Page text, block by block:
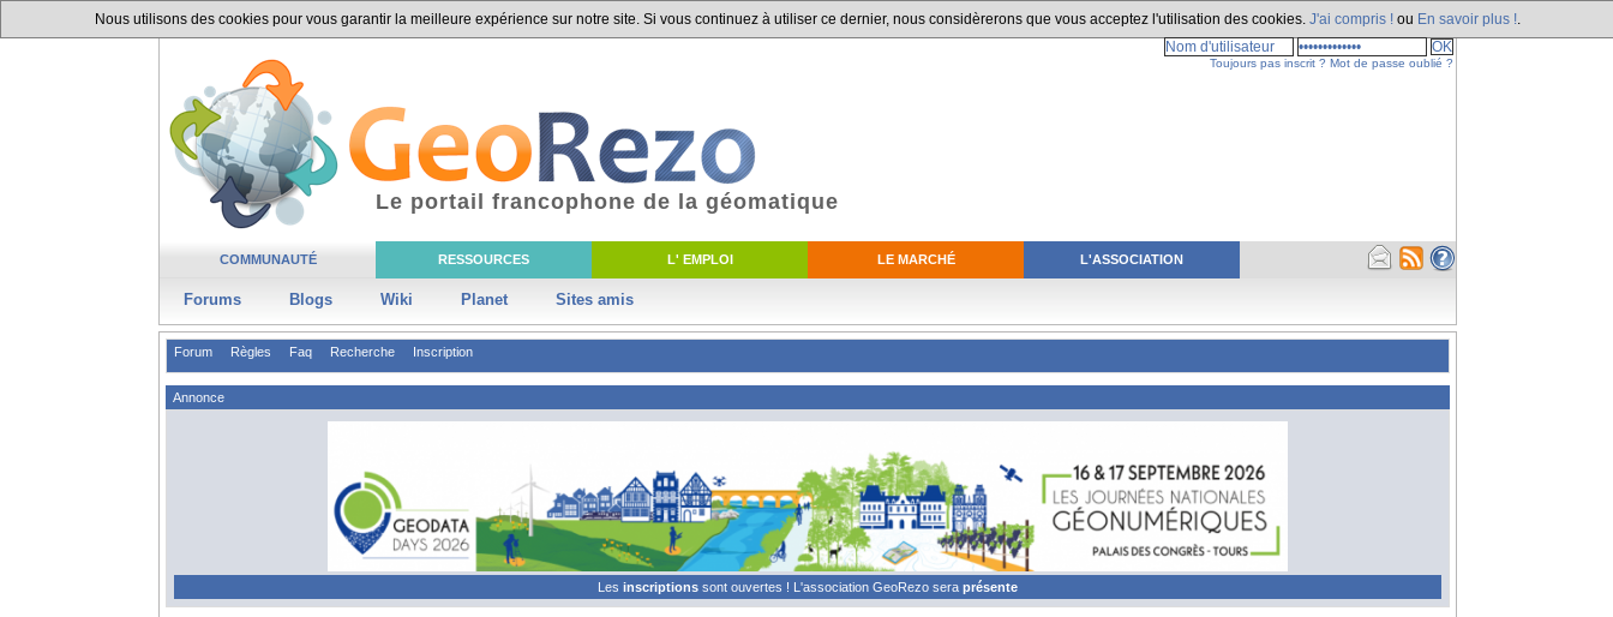
Nous utilisons des cookies pour vous garantir la meilleure expérience sur notre site. Si vous continuez à utiliser ce dernier, nous considèrerons que vous acceptez l'utilisation des cookies. J'ai compris ! ou En savoir plus !
COMMUNAUTÉ RESSOURCES L' EMPLOI LE MARCHÉ L'ASSOCIATION
Forums Blogs Wiki Planet Sites amis
Le portail francophone de la géomatique
Toujours pas inscrit ? Mot de passe oublié ?
Forum Règles Faq Recherche Inscription
Annonce
Les inscriptions sont ouvertes ! L'association GeoRezo sera présente